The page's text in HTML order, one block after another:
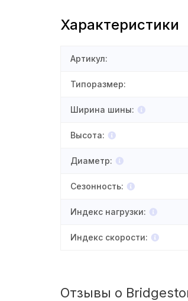
Характеристики
Артикул:
Типоразмер:
Ширина шины:
Высота:
Диаметр:
Сезонность:
Индекс нагрузки:
Индекс скорости:
Отзывы о